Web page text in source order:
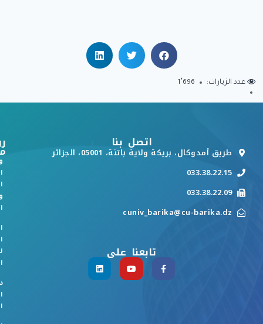
عدد الزيارات: 1٬696
اتصل بنا
طريق أمدوكال، بريكة ولاية باتنة، 05001، الجزائر
033.38.22.15
033.38.22.09
cuniv_barika@cu-barika.dz
تابعنا على